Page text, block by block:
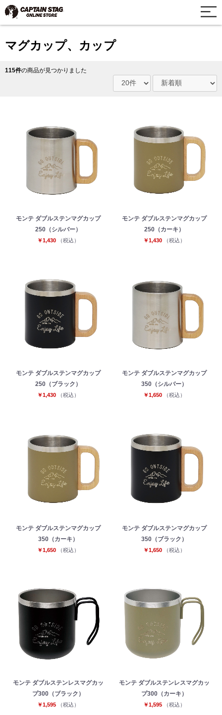
マグカップ、カップ
115件の商品が見つかりました
モンテ ダブルステンマグカップ
250（シルバー）
￥1,430 （税込）
モンテ ダブルステンマグカップ
250（カーキ）
￥1,430 （税込）
モンテ ダブルステンマグカップ
250（ブラック）
￥1,430 （税込）
モンテ ダブルステンマグカップ
350（シルバー）
￥1,650 （税込）
モンテ ダブルステンマグカップ
350（カーキ）
￥1,650 （税込）
モンテ ダブルステンマグカップ
350（ブラック）
￥1,650 （税込）
モンテ ダブルステンレスマグカッ
プ300（ブラック）
￥1,595 （税込）
モンテ ダブルステンレスマグカッ
プ300（カーキ）
￥1,595 （税込）